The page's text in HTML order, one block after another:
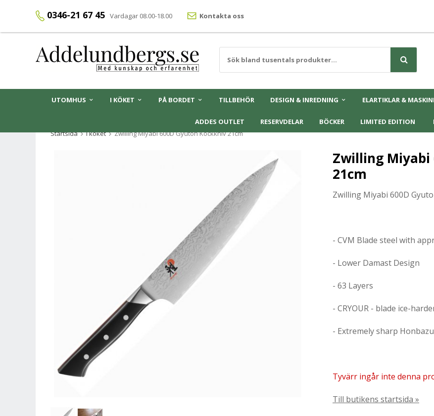
0346-21 67 45 Vardagar 08.00-18.00 Kontakta oss
UTOMHUS I KÖKET PÅ BORDET TILLBEHÖR DESIGN & INREDNING ELARTIKLAR &
ADDES OUTLET RESERVDELAR BÖCKER LIMITED EDITION
Startsida
I köket Zwilling Miyabi 600D Gyutoh Kockkniv 21cm
Zwilling Miyabi
21cm
Zwilling Miyabi 600D
- CVM Blade steel with
- Lower Damast Design
- 63 Layers
- CRYOUR - blade ice-
- Extremely sharp
Tyvärr ingår inte denna
Till butikens startsida »